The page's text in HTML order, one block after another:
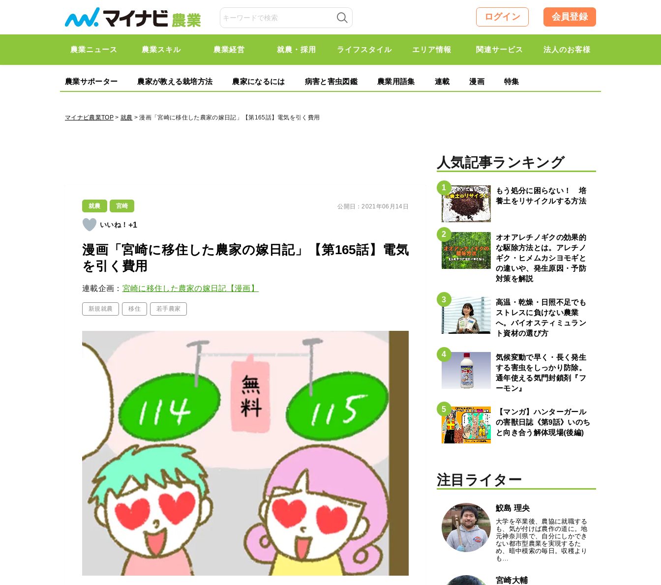
ログイン 会員登録
農業ニュース 農業スキル 農業経営 就農・採用 ライフスタイル エリア情報 関連サービス 法人のお客様
農業サポーター 農家が教える栽培方法 農家になるには 病害と害虫図鑑 農業用語集 連載 漫画 特集
マイナビ農業TOP> 就農 > 漫画「宮崎に移住した農家の嫁日記」【第165話】電気を引く費用
就農 宮崎
+1
漫画「宮崎に移住した農家の嫁日記」【第165話】電気
を引く費用
連載企画： 宮崎に移住した農家の嫁日記【漫画】
新規就農 移住 若手農家
公開日：2021年06月14日
人気記事ランキング
もう処分に困らない！ 培
養土をリサイクルする方法
オオアレチノギクの効果的
な駆除方法とは。アレチノ
ギク・ヒメムカシヨモギと
の違いや、発生原因・予防
対策を解説
高温・乾燥・日照不足でも
ストレスに負けない農業
へ。バイオスティミュラン
ト資材の選び方
気候変動で早く・長く発生
する害虫をしっかり防除。
通年使える気門封鎖剤『フ
ーモン』
【マンガ】ハンターガール
の害獣日誌《第9話》いのち
と向き合う解体現場(後編)
注目ライター
鮫島 理央
大学を卒業後、農協に就職する
も、気が付けば農作の道に。地
元神奈川県で、自分にしかでき
ない都市型農業を実現するた
め、暗中模索の毎日。収穫より
も…
宮崎大輔